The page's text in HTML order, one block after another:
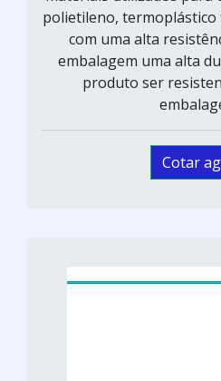
polietileno,
com uma alta
embalagem uma alta
produto ser
Cotar